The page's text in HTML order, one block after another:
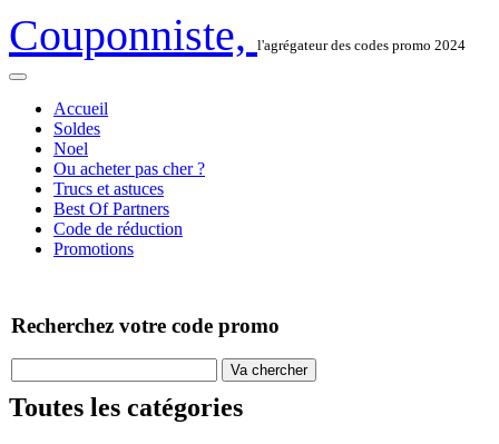
Couponniste, l'agrégateur des codes promo 2024
Accueil
Soldes
Noel
Ou acheter pas cher ?
Trucs et astuces
Best Of Partners
Code de réduction
Promotions
Recherchez votre code promo
Toutes les catégories